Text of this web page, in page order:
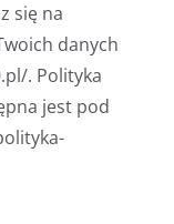
się na
danych
. Polityka
jest pod